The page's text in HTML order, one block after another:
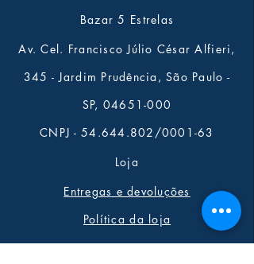
Bazar 5 Estrelas
Av. Cel. Francisco Júlio César Alfieri,
345 - Jardim Prudência, São Paulo -
SP, 04651-000
CNPJ -54.644.802 /0001-63
Loja
Entregas e devoluções
Política da loja